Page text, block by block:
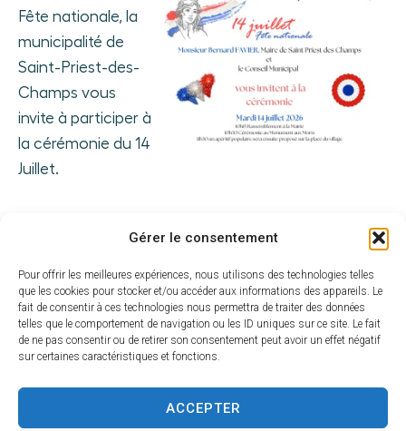
Gérer le consentement
Pour offrir les meilleures expériences, nous utilisons des technologies telles
que les cookies pour stocker et/ou accéder aux informations des appareils. Le
fait de consentir à ces technologies nous permettra de traiter des données
telles que le comportement de navigation ou les ID uniques sur ce site. Le fait
de ne pas consentir ou de retirer son consentement peut avoir un effet négatif
sur certaines caractéristiques et fonctions.
ACCEPTER
Fête nationale, la
municipalité de
Saint-Priest-des-
Champs vous
invite à participer à
la cérémonie du 14
Juillet.
Mairie de
Saint-Priest-des-Champs
Mairie,